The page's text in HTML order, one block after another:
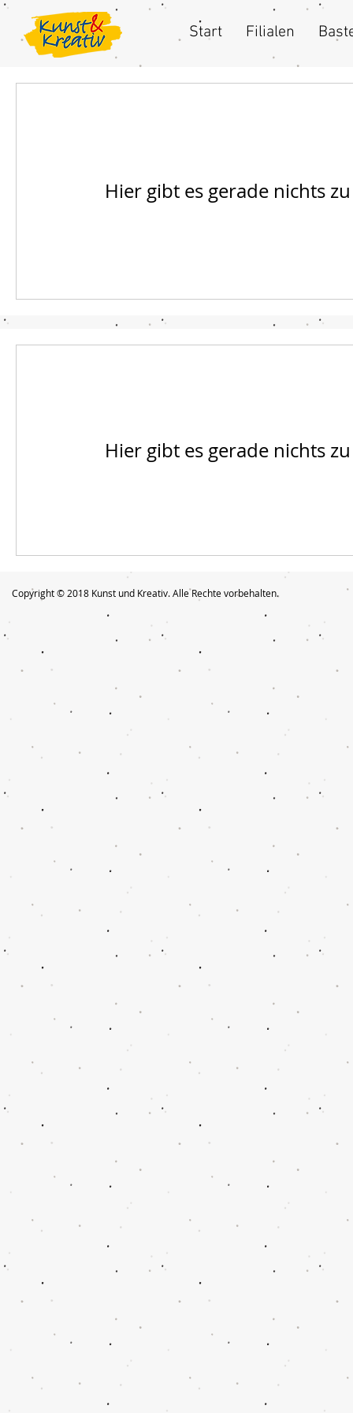
Start Filialen
Hier gibt es gerade nichts
Hier gibt es gerade nichts
Copyright © 2018 Kunst und Kreativ. Alle Rechte vorbehalten.